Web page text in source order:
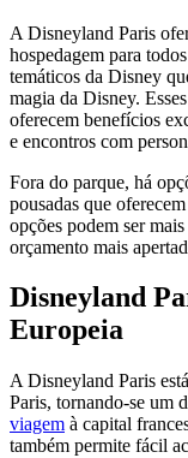
A Disneyland Paris
hospedagem para
temáticos da Disney
magia da Disney.
oferecem benefícios
e encontros com
Fora do parque, há
pousadas que
opções podem ser
orçamento mais
Disneyland
Europeia
A Disneyland Paris
Paris, tornando-se um
viagem à capital
também permite fácil